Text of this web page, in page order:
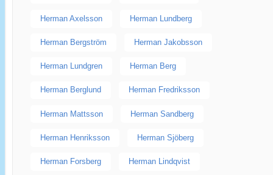
Herman Axelsson Herman Lundberg
Herman Bergström Herman Jakobsson
Herman Lundgren Herman Berg
Herman Berglund Herman Fredriksson
Herman Mattsson Herman Sandberg
Herman Henriksson Herman Sjöberg
Herman Forsberg Herman Lindqvist